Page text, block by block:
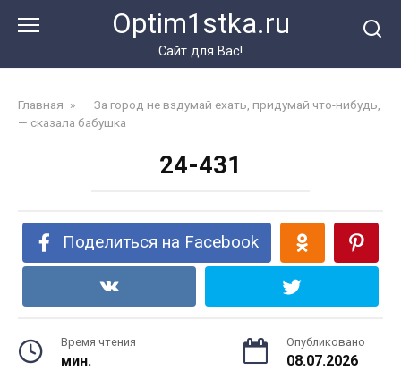
Optim1stka.ru
Сайт для Вас!
Главная » — За город не вздумай ехать, придумай что-нибудь,
— сказала бабушка
24-431
Поделиться на Facebook
Время чтения
мин.
Опубликовано
08.07.2026